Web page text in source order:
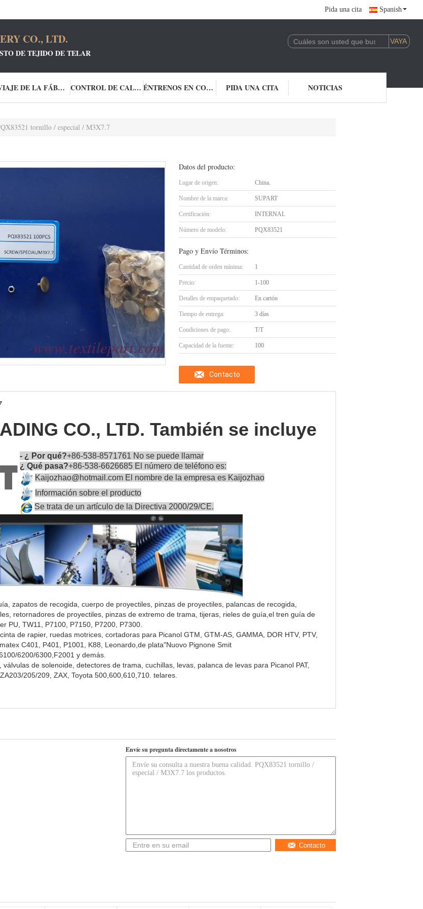
Pida una cita Spanish
CO., LTD.
DE TEJIDO DE TELAR
VIAJE DE LA FÁBRICA CONTROL DE CALIDAD ÉNTRENOS EN CONTACTO CON PIDA UNA CITA NOTICIAS
tornillo / especial / M3X7.7
Datos del producto:
Lugar de origen: China.
Nombre de la marca: SUPART
Certificación: INTERNAL
Número de modelo: PQX83521
Pago y Envío Términos:
Cantidad de orden mínima: 1
Precio: 1-100
Detalles de empaquetado: En cartón
Tiempo de entrega: 3 días
Condiciones de pago: T/T
Capacidad de la fuente: 100
Contacto
CO., LTD. También se incluye
- ¿ Por qué?+86-538-8571761 No se puede llamar
¿ Qué pasa?+86-538-6626685 El número de teléfono es:
Kaijozhao@hotmail.com El nombre de la empresa es Kaijozhao
Información sobre el producto
Se trata de un artículo de la Directiva 2000/29/CE.
zapatos de recogida, cuerpo de proyectiles, pinzas de proyectiles, palancas de recogida,
retornadores de proyectiles, pinzas de extremo de trama, tijeras, rieles de guía,el tren guía de
PU, TW11, P7100, P7150, P7200, P7300.
de rapier, ruedas motrices, cortadoras para Picanol GTM, GTM-AS, GAMMA, DOR HTV, PTV,
C401, P401, P1001, K88, Leonardo,de plata"Nuovo Pignone Smit
6200/6300,F2001 y demás.
de solenoide, detectores de trama, cuchillas, levas, palanca de levas para Picanol PAT,
205/209, ZAX, Toyota 500,600,610,710. telares.
Envíe su pregunta directamente a nosotros
Contacto